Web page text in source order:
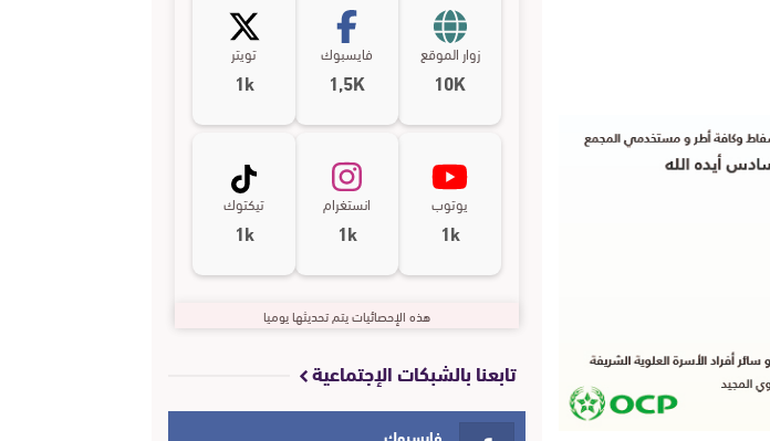
زوار الموقع
10K
فايسبوك
1,5K
تويتر
1k
يوتوب
1k
انستغرام
1k
تيكتوك
1k
هذه الإحصائيات يتم تحديثها يوميا
تابعنا بالشبكات الإجتماعية